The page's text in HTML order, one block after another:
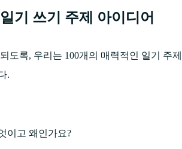
기 쓰기 주제 아이디어
도록, 우리는 100개의 매력적인 일기 주
.
이고 왜인가요?